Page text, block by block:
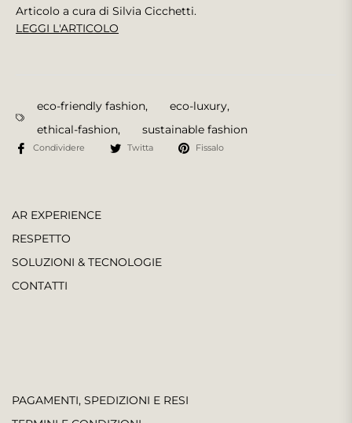
Articolo a cura di Silvia Cicchetti.
LEGGI L'ARTICOLO
eco-friendly fashion, eco-luxury,
ethical-fashion, sustainable fashion
Condividere Twitta Fissalo
AR EXPERIENCE
RESPETTO
SOLUZIONI & TECNOLOGIE
CONTATTI
PAGAMENTI, SPEDIZIONI E RESI